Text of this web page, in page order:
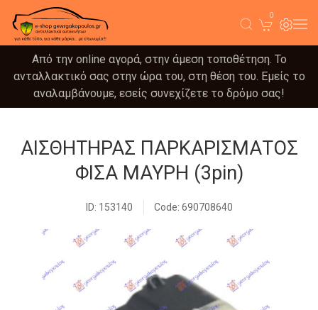
0
Από την online αγορά, στην άμεση τοποθέτηση. Το
ανταλλακτικό σας στην ώρα του, στη θέση του. Εμείς το
αναλαμβάνουμε, εσείς συνεχίζετε το δρόμο σας!
ΑΙΣΘΗΤΗΡΑΣ ΠΑΡΚΑΡΙΣΜΑΤΟΣ
ΦΙΣΑ ΜΑΥΡΗ (3pin)
ID: 153140 Code: 690708640